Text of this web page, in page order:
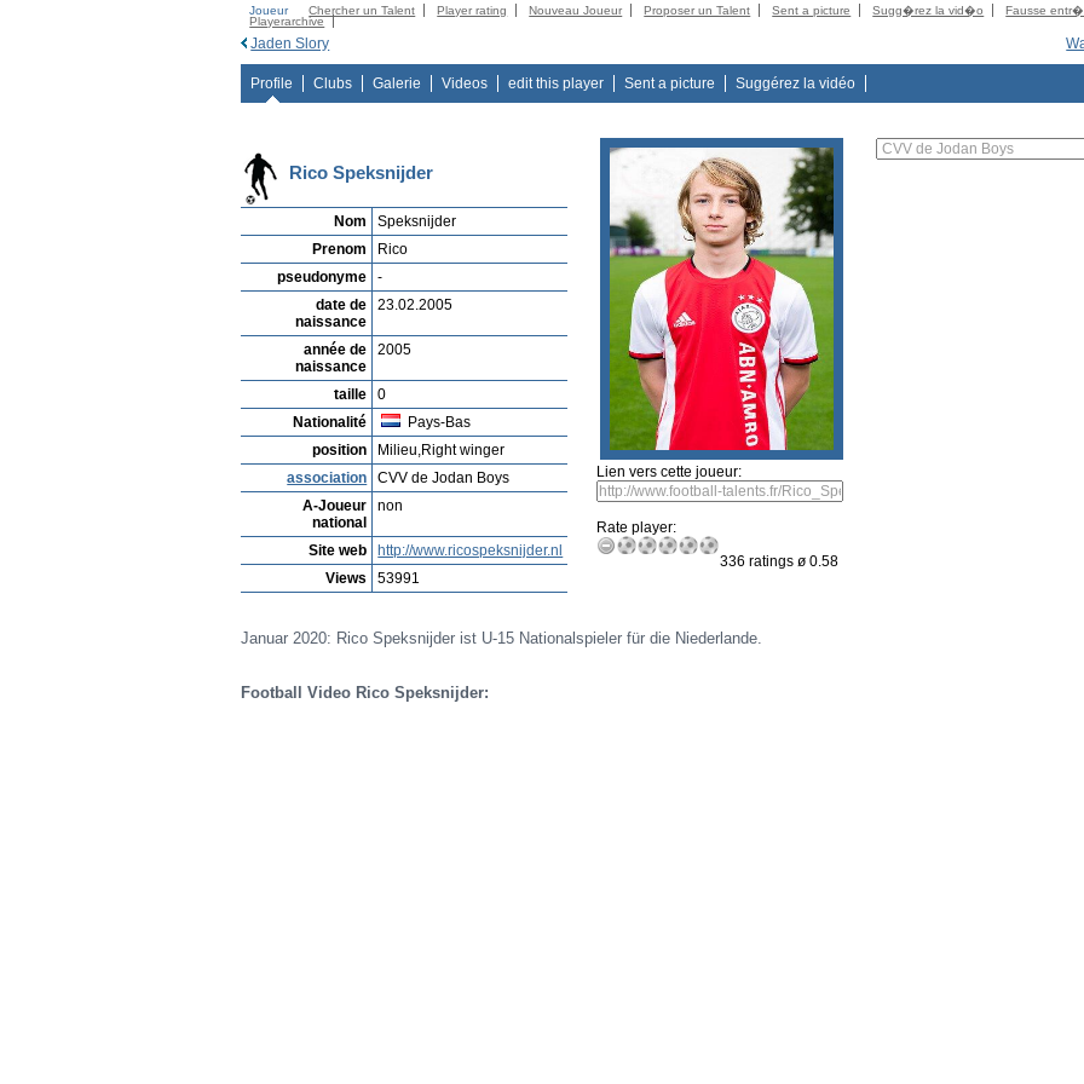
Joueur Chercher un Talent Player rating Nouveau Joueur Proposer un Talent Sent a picture Sugg�rez la vid�o
Fausse
Playerarchive
Jaden Slory
Profile Clubs Galerie Videos edit this player Sent a picture Suggérez la vidéo
Rico Speksnijder
Nom
Speksnijder
Prenom
Rico
pseudonyme
-
date de
naissance
23.02.2005
année de
naissance
2005
taille
0
Nationalité
Pays-Bas
position
Milieu,Right winger
association
CVV de Jodan Boys
A-Joueur
national
non
Site web
http://www.ricospeksnijder.nl
Views
53991
Lien vers cette joueur:
Rate player:
336 ratings ø 0.58
Januar2020: Rico Speksnijder ist U-15 Nationalspieler für die Niederlande.
Football Video Rico Speksnijder: